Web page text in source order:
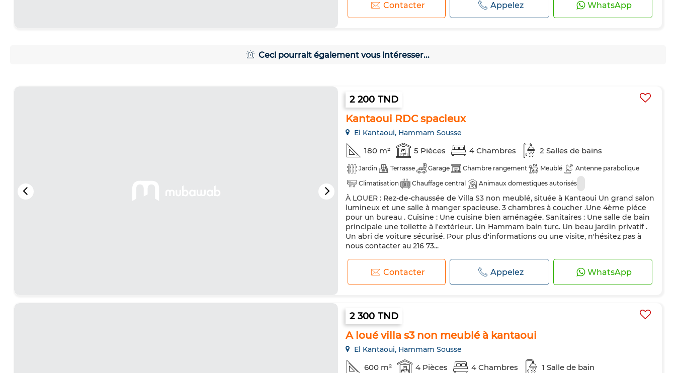
Contacter Appelez WhatsApp
Ceci pourrait également vous intéresser...
2 200 TND
Kantaoui RDC spacieux
El Kantaoui, Hammam Sousse
180 m² 5 Pièces 4 Chambres 2 Salles de bains
Jardin Terrasse Garage Chambre rangement Meublé
Antenne parabolique
Climatisation
Chauffage central Animaux domestiques autorisés
À LOUER : Rez-de-chaussée de Villa S3 non meublé, située à Kantaoui Un grand salon
lumineux et une salle à manger spacieuse. 3 chambres à coucher .Une 4ème piéce
pour un bureau . Cuisine : Une cuisine bien aménagée. Sanitaires : Une salle de bain
principale une toilette à l'extérieur. Un Hammam bain turc. Un beau jardin privatif .
Un abri de voiture sécurisé. Pour plus d'informations ou une visite, n'hésitez pas à
nous contacter au 216 73...
Contacter Appelez WhatsApp
2 300 TND
A loué villa s3 non meublé à kantaoui
El Kantaoui, Hammam Sousse
600 m² 4 Pièces 4 Chambres 1 Salle de bain